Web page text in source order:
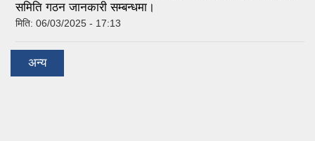
समिति गठन जानकारी सम्बन्धमा।
मिति: 06/03/2025 - 17:13
अन्य